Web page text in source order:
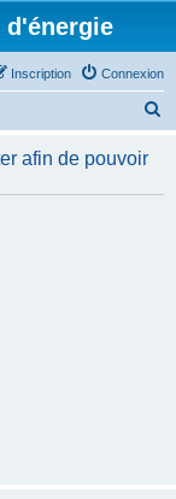
d'énergie
Connexion
Inscription
h
afin de pouvoir